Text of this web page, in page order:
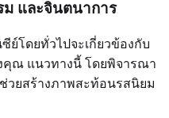
และจินตนาการ
โดยทั่วไปจะเกี่ยวข้องกับ
ณ แนวทางนี้ โดยพิจารณา
วยสร้างภาพสะท้อนรสนิยม